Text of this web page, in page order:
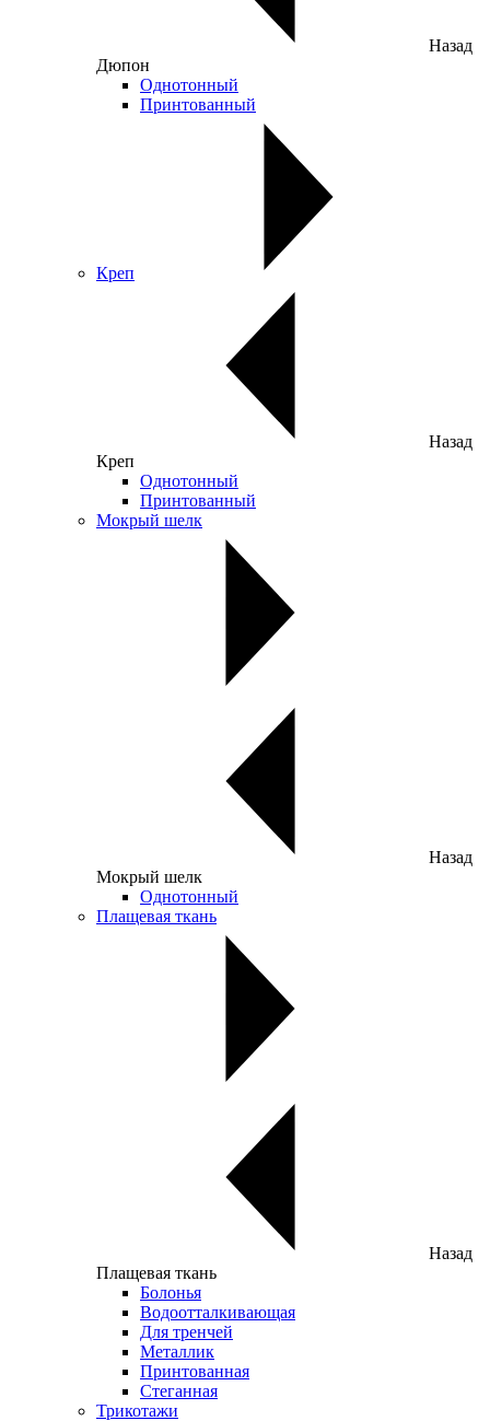
Назад
Дюпон
Однотонный
Принтованный
Креп
Назад
Креп
Однотонный
Принтованный
Мокрый шелк
Назад
Мокрый шелк
Однотонный
Плащевая ткань
Назад
Плащевая ткань
Болонья
Водоотталкивающая
Для тренчей
Металлик
Принтованная
Стеганная
Трикотажи